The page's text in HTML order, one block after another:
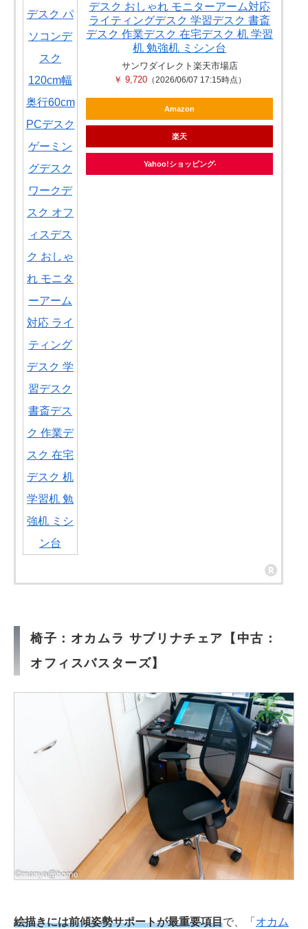
デスク おしゃれ モニターアーム対応
ライティングデスク 学習デスク 書斎
デスク 作業デスク 在宅デスク 机 学習
机 勉強机 ミシン台
サンワダイレクト楽天市場店
￥ 9,720（2026/06/07 17:15時点）
Amazon
楽天
Yahoo!ショッピング
椅子：オカムラ サブリナチェア【中古：
オフィスバスターズ】
絵描きには前傾姿勢サポートが最重要項目で、「 オカム